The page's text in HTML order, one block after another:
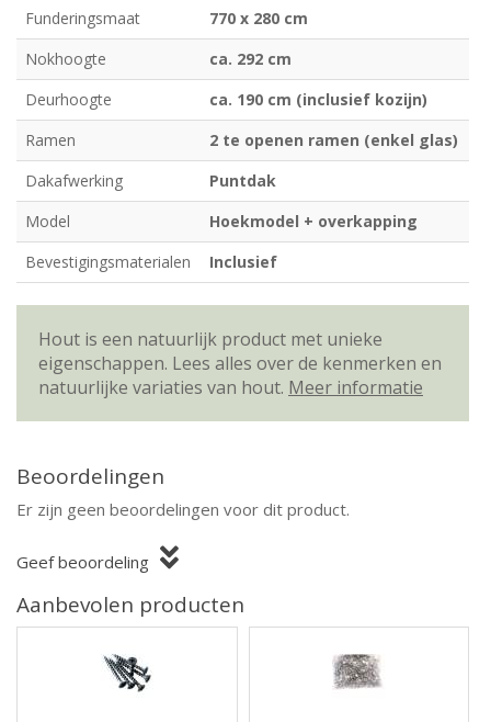
Funderingsmaat
770 x 280 cm
Nokhoogte
ca. 292 cm
Deurhoogte
ca. 190 cm (inclusief kozijn)
Ramen
2 te openen ramen (enkel glas)
Dakafwerking
Puntdak
Model
Hoekmodel + overkapping
Bevestigingsmaterialen
Inclusief
Hout is een natuurlijk product met unieke
eigenschappen. Lees alles over de kenmerken en
natuurlijke variaties van hout. Meer informatie
Beoordelingen
Er zijn geen beoordelingen voor dit product.
Geef beoordeling
Aanbevolen producten